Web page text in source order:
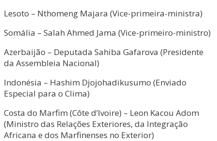
Lesoto – Nthomeng Majara (Vice-primeira-ministra)
Somália – Salah Ahmed Jama (Vice-primeiro-ministro)
Azerbaijão – Deputada Sahiba Gafarova (Presidente
da Assembleia Nacional)
Indonésia – Hashim Djojohadikusumo (Enviado
Especial para o Clima)
Costa do Marfim (Côte d’Ivoire) – Leon Kacou Adom
(Ministro das Relações Exteriores, da Integração
Africana e dos Marfinenses no Exterior)